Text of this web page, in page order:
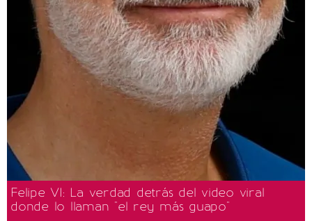
Felipe VI: La verdad detrás del video viral
donde lo llaman "el rey más guapo"